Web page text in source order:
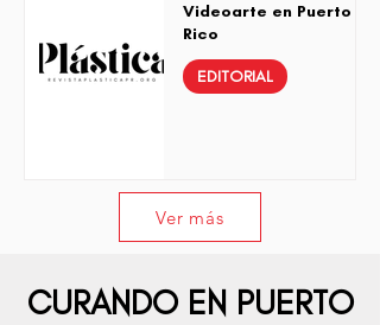
Videoarte en Puerto
Rico
EDITORIAL
Ver más
CURANDO EN PUERTO